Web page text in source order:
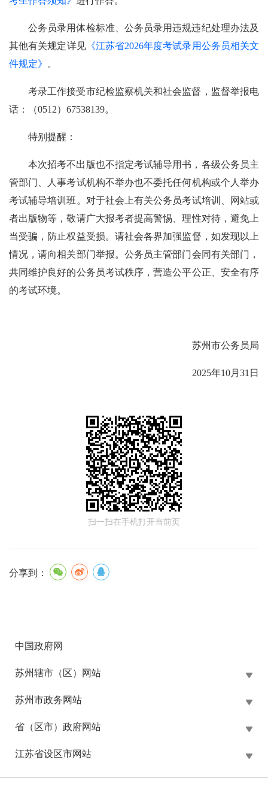
公务员录用体检标准、公务员录用违规违纪处理办法及
其他有关规定详见《江苏省2026年度考试录用公务员相关文
件规定》 。
考录工作接受市纪检监察机关和社会监督，监督举报电
话：（0512）67538139。
特别提醒：
本次招考不出版也不指定考试辅导用书，各级公务员主
管部门、人事考试机构不举办也不委托任何机构或个人举办
考试辅导培训班。对于社会上有关公务员考试培训、网站或
者出版物等，敬请广大报考者提高警惕、理性对待，避免上
当受骗，防止权益受损。请社会各界加强监督，如发现以上
情况，请向相关部门举报。公务员主管部门会同有关部门，
共同维护良好的公务员考试秩序，营造公平公正、安全有序
的考试环境。
苏州市公务员局
2025年10月31日
扫一扫在手机打开当前页
分享到：
中国政府网
苏州辖市（区）网站
苏州市政务网站
省（区市）政府网站
江苏省设区市网站